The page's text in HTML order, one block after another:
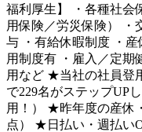
福利厚生】 ・各種社会
用保険／労災保険） ・
与 ・有給休暇制度 ・
用制度有 ・雇入／定期
用など ★当社の社員登
で229名がステップUP
用！） ★昨年度の産休
点） ★日払い・週払い